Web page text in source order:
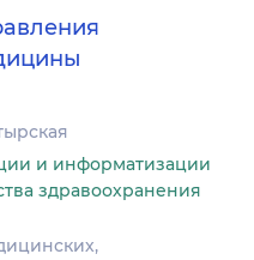
и информатизации
здравоохранения